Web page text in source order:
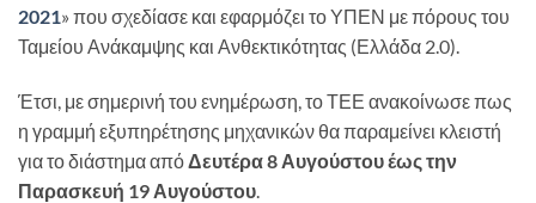
2021» που σχεδίασε και εφαρμόζει το ΥΠΕΝ με πόρους του
Ταμείου Ανάκαμψης και Ανθεκτικότητας (Ελλάδα 2.0).
Έτσι, με σημερινή του ενημέρωση, το ΤΕΕ ανακοίνωσε πως
η γραμμή εξυπηρέτησης μηχανικών θα παραμείνει κλειστή
για το διάστημα απόΔευτέρα 8 Αυγούστου έως την
Παρασκευή 19 Αυγούστου.